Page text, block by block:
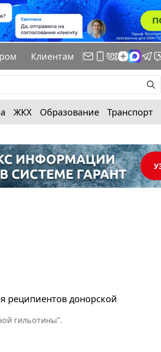
Клиентам
ЖКХ Образование Транспорт
реципиентов донорской
гильотины".